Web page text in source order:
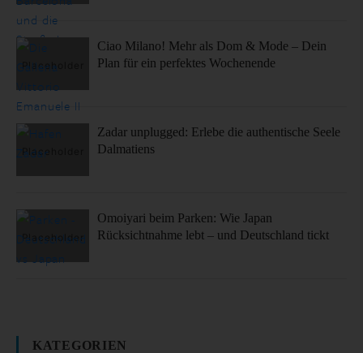
Ciao Milano! Mehr als Dom & Mode – Dein
Plan für ein perfektes Wochenende
Zadar unplugged: Erlebe die authentische Seele
Dalmatiens
Omoiyari beim Parken: Wie Japan
Rücksichtnahme lebt – und Deutschland tickt
KATEGORIEN